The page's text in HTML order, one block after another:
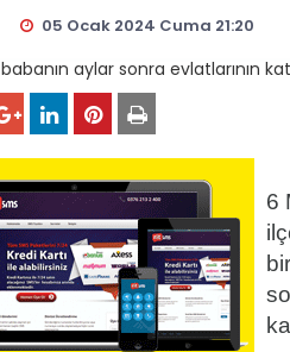
05 Ocak 2024 Cuma 21:20
6